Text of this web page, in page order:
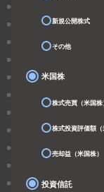
新規公開株式
その他
米国株
株式売買（米国株
株式投資評価額（
売却益（米国株）
投資信託